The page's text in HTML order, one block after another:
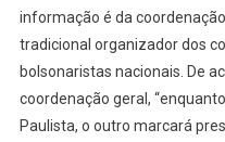
informação é da
tradicional organizador dos
bolsonaristas nacionais. De
coordenação geral,
Paulista, o outro marcará